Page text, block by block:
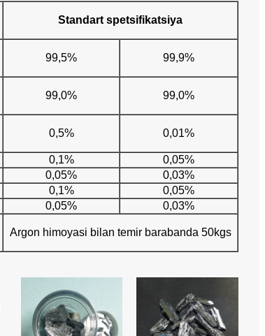
Standart spetsifikatsiya
99,5% 99,9%
99,0% 99,0%
0,5% 0,01%
0,1%
0,05%
0,05%
0,03%
0,1%
0,05%
0,05% 0,03%
Argon himoyasi bilan temir barabanda 50kgs